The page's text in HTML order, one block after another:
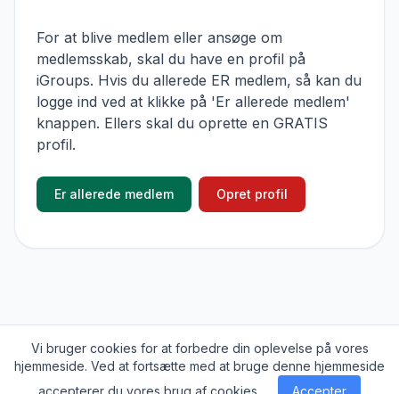
For at blive medlem eller ansøge om
medlemsskab, skal du have en profil på
iGroups. Hvis du allerede ER medlem, så kan du
logge ind ved at klikke på 'Er allerede medlem'
knappen. Ellers skal du oprette en GRATIS
profil.
Er allerede medlem Opret profil
© 2026iGroups.io . Alle rettigheder forbeholdes
Cookies Privatlivs politik Kontakt
Vi bruger cookies for at forbedre din oplevelse på vores
hjemmeside. Ved at fortsætte med at bruge denne hjemmeside
accepterer du vores brug af cookies.
Accepter